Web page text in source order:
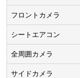
フロントカメラ
シートエアコン
全周囲カメラ
サイドカメラ